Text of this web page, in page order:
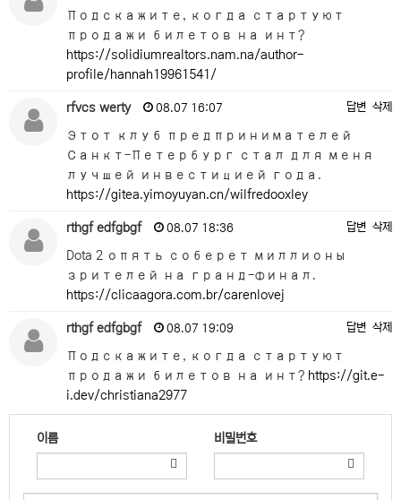
Подскажите, когда стартуют
продажи билетов на инт?
https://solidiumrealtors.nam.na/author-
profile/hannah19961541/
rfvcs werty 08.07 16:07 답변 삭제
Этот клуб предпринимателей
Санкт-Петербург стал для меня
лучшей инвестицией года.
https://gitea.yimoyuyan.cn/wilfredooxley
rthgf edfgbgf 08.07 18:36 답변 삭제
Dota 2 опять соберет миллионы
зрителей на гранд-финал.
https://clicaagora.com.br/carenlovej
rthgf edfgbgf 08.07 19:09 답변 삭제
Подскажите, когда стартуют
продажи билетов на инт? https://git.e-
i.dev/christiana2977
이름 비밀번호